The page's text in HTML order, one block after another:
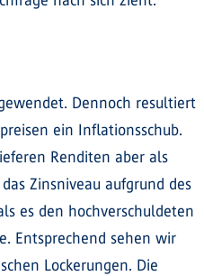
Dennoch resultiert
ein Inflationsschub.
Renditen aber als
Zinsniveau aufgrund des
es den hochverschuldeten
Entsprechend sehen wir
Lockerungen. Die